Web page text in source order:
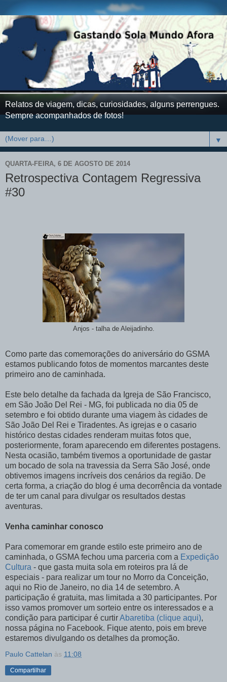
Relatos de viagem, dicas, curiosidades, alguns perrengues.
Sempre acompanhados de fotos!
▼
QUARTA-FEIRA, 6 DE AGOSTO DE 2014
Retrospectiva Contagem Regressiva
#30
Anjos - talha de Aleijadinho.
Como parte das comemorações do aniversário do GSMA
estamos publicando fotos de momentos marcantes deste
primeiro ano de caminhada.
Este belo detalhe da fachada da Igreja de São Francisco,
em São João Del Rei - MG, foi publicada no dia 05 de
setembro e foi obtido durante uma viagem às cidades de
São João Del Rei e Tiradentes. As igrejas e o casario
histórico destas cidades renderam muitas fotos que,
posteriormente, foram aparecendo em diferentes postagens.
Nesta ocasião, também tivemos a oportunidade de gastar
um bocado de sola na travessia da Serra São José, onde
obtivemos imagens incríveis dos cenários da região. De
certa forma, a criação do blog é uma decorrência da vontade
de ter um canal para divulgar os resultados destas
aventuras.
Venha caminhar conosco
Para comemorar em grande estilo este primeiro ano de
caminhada, o GSMA fechou uma parceria com a Expedição
Cultura - que gasta muita sola em roteiros pra lá de
especiais - para realizar um tour no Morro da Conceição,
aqui no Rio de Janeiro, no dia 14 de setembro. A
participação é gratuita, mas limitada a 30 participantes. Por
isso vamos promover um sorteio entre os interessados e a
condição para participar é curtirAbaretiba (clique aqui),
nossa página no Facebook. Fique atento, pois em breve
estaremos divulgando os detalhes da promoção.
Paulo Cattelan às 11:08
Compartilhar